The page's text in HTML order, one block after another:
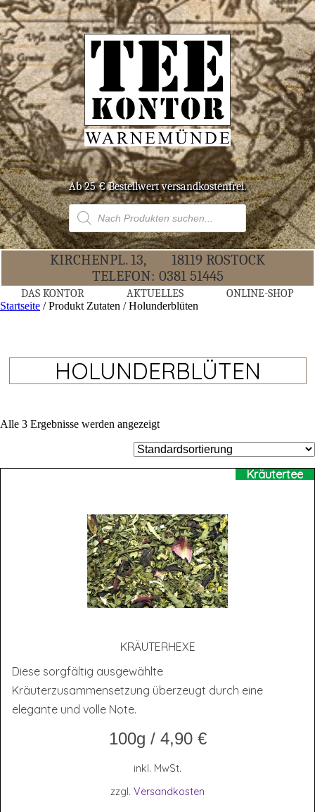
Ab 25 € Bestell­wert versandkostenfrei.
Products
search
KIR­CHEN­PL. 13,
18119 ROS­TOCK
TELE­FON: 0381 51445
DAS KON­TOR AKTU­EL­LES ONLINE-SHOP
Startseite / Produkt Zutaten / Holunderblüten
HOLUNDERBLÜTEN
Alle 3 Ergebnisse werden angezeigt
Kräutertee
KRÄU­TER­HE­XE
Diese sorgfältig ausgewählte
Kräuterzusammensetzung überzeugt durch eine
elegante und volle Note.
100g / 4,90 €
inkl. MwSt.
zzgl. Versandkosten